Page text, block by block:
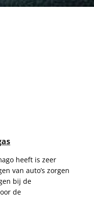
heeft is zeer
van auto’s zorgen
bij de
de